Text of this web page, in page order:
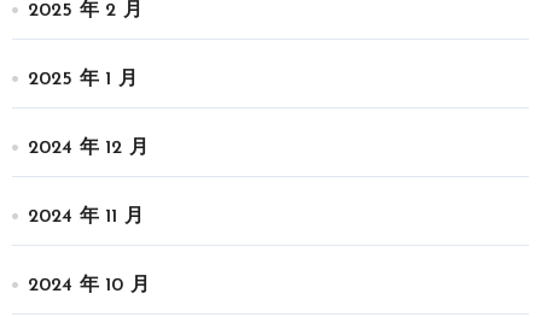
2025 年 2 月
2025 年 1 月
2024 年 12 月
2024 年 11 月
2024 年 10 月